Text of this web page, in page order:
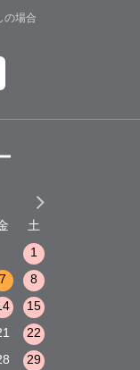
の場合
土
1
7
8
15
22
29